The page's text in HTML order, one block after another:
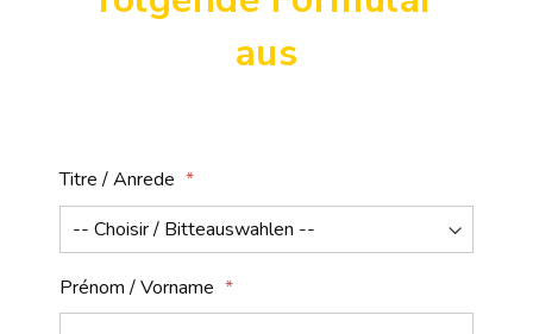
aus
Titre / Anrede
Prénom / Vorname